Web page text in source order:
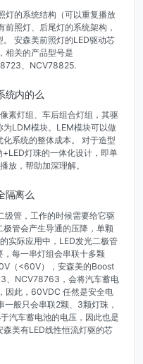
灯的系统结构（可以重复播放
照灯、后尾灯的系统架构，
安森美前照灯的LED驱动芯
相关的产品型号是
、NCV78825.
统内的么
素灯组、车后组合灯组，其驱
为LDM模块。LEM模块可以做
系统的整体成本。 对于造型
灯珠的一体化设计，即单
放，帮助加深理解。
隔离么
级管，工作的时候需要给它驱
管会产生导通的压降，单颗
实际应用中，LED发光二极管
每一串灯组会串联十多颗
（<60V），安森美的Boost
NCV78763，会将汽车蓄电
因此，60VDC 任然是安全电
般只会串联2颗、3颗灯珠，
汽车蓄电池的电压，因此也是
美有LED线性恒流灯驱的芯